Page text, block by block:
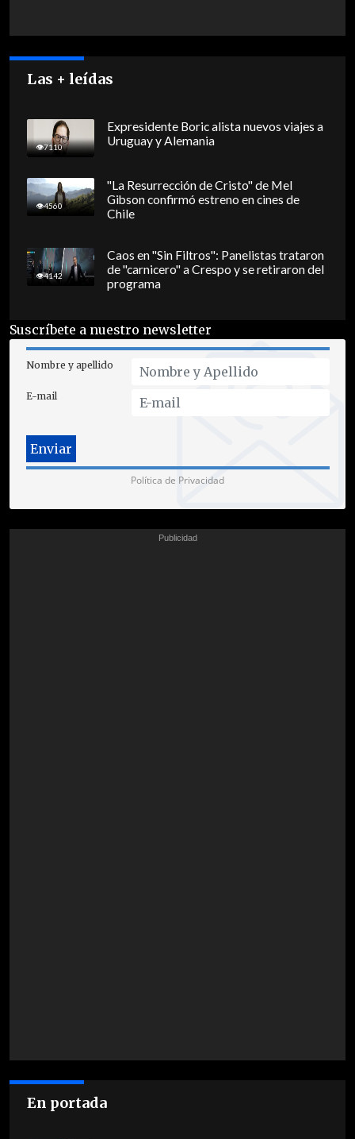
Las + leídas
7110
Expresidente Boric alista nuevos viajes a
Uruguay y Alemania
4560
"La Resurrección de Cristo" de Mel
Gibson confirmó estreno en cines de
Chile
4142
Caos en "Sin Filtros": Panelistas trataron
de "carnicero" a Crespo y se retiraron del
programa
Suscríbete a nuestro newsletter
Nombre y apellido
E-mail
Política de Privacidad
En portada